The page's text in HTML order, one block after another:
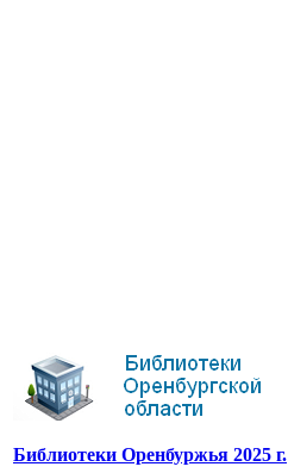
Библиотеки Оренбуржья 2025 г.